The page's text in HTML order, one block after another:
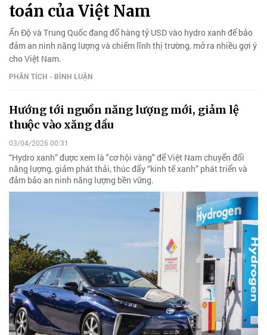
toán của Việt Nam
Ấn Độ và Trung Quốc đang đổ hàng tỷ USD vào hydro xanh để bảo
đảm an ninh năng lượng và chiếm lĩnh thị trường, mở ra nhiều gợi ý
cho Việt Nam.
PHÂN TÍCH - BÌNH LUẬN
Hướng tới nguồn năng lượng mới, giảm lệ
thuộc vào xăng dầu
03/04/2026 00:31
“Hydro xanh” được xem là "cơ hội vàng" để Việt Nam chuyển đổi
năng lượng, giảm phát thải, thúc đẩy “kinh tế xanh” phát triển và
đảm bảo an ninh năng lượng bền vững.